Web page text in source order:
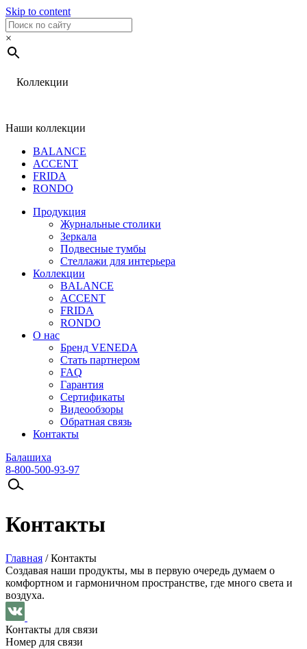
Skip to content
×
Коллекции
Наши коллекции
BALANCE
ACCENT
FRIDA
RONDO
Продукция
Журнальные столики
Зеркала
Подвесные тумбы
Стеллажи для интерьера
Коллекции
BALANCE
ACCENT
FRIDA
RONDO
О нас
Бренд VENEDA
Стать партнером
FAQ
Гарантия
Сертификаты
Видеообзоры
Обратная связь
Контакты
Балашиха
8-800-500-93-97
Контакты
Главная /Контакты
Создавая наши продукты, мы в первую очередь думаем о
комфортном и гармоничном пространстве, где много света и
воздуха.
Контакты для связи
Номер для связи